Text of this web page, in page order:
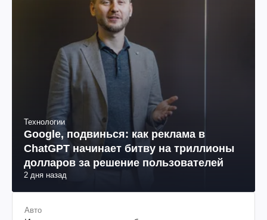
Технологии
Google, подвинься: как реклама в
ChatGPT начинает битву на триллионы
долларов за решение пользователей
2 дня назад
Авто